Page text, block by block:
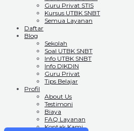
Guru Privat STIS
Kursus UTBK SNBT
Semua Layanan
Daftar
Blog
Sekolah
Soal UTBK SNBT
Info UTBK SNBT
Info DIKDIN
Guru Privat
Tips Belajar
Profil
About Us
Testimoni
Biaya
FAQ Layanan
Kontak Kami